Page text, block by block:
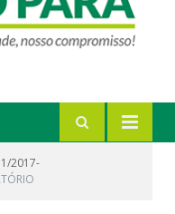
1/2017-